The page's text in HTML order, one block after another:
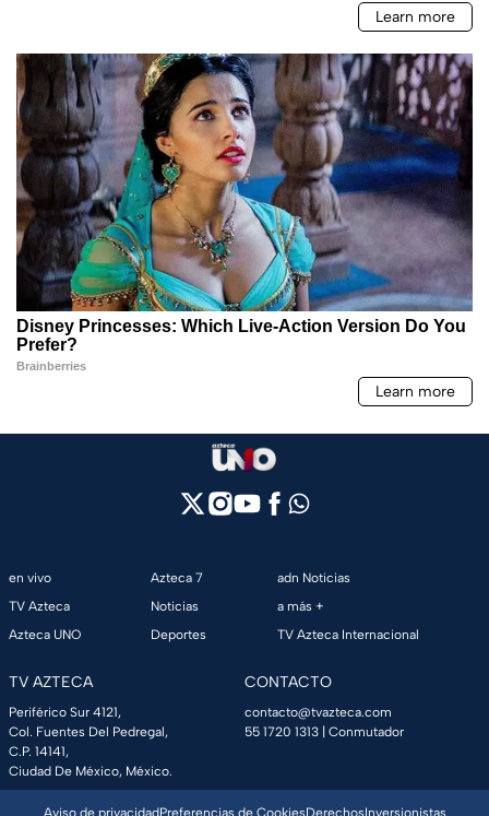
en vivo
TV Azteca
Azteca UNO
Azteca 7
Noticias
Deportes
adn Noticias
a más +
TV Azteca Internacional
TV AZTECA
Periférico Sur 4121,
Col. Fuentes Del Pedregal,
C.P. 14141,
Ciudad De México, México.
CONTACTO
contacto@tvazteca.com
55 1720 1313 | Conmutador
Aviso de privacidadPreferencias de CookiesDerechosInversionistas